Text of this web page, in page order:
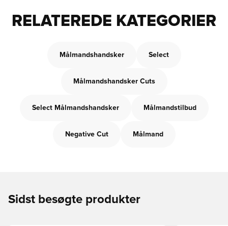
RELATEREDE KATEGORIER
Målmandshandsker Select
Målmandshandsker Cuts
Select Målmandshandsker Målmandstilbud
Negative Cut Målmand
Sidst besøgte produkter